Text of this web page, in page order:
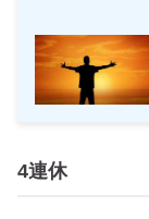
4連休